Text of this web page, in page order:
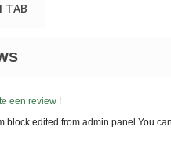
TAB
een review !
block edited from admin panel.You